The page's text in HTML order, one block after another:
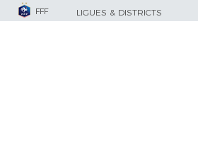
FFF LIGUES & DISTRICTS